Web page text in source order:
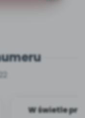
W świetle